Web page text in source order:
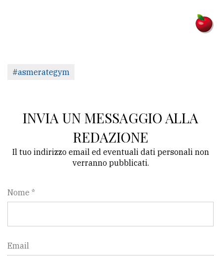
#asmerategym
INVIA UN MESSAGGIO ALLA
REDAZIONE
Il tuo indirizzo email ed eventuali dati personali non
verranno pubblicati.
Nome *
Email